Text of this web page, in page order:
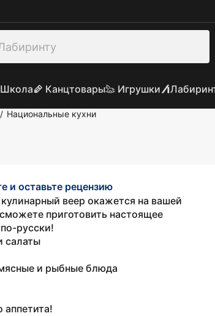
Школа Канцтовары Игрушки
/ Национальные кухни
и оставьте рецензию
кулинарный веер окажется на вашей
приготовить настоящее
русски!
салаты
и рыбные блюда
аппетита!